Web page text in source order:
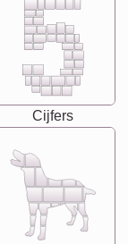
Cijfers